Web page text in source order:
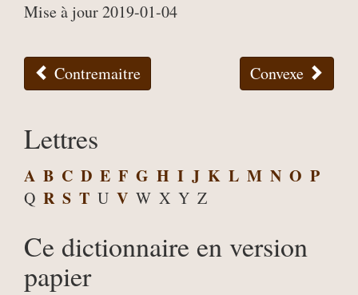
Mise à jour 2019-01-04
Contremaitre Convexe
Lettres
A B C D E F G H I J K L M N O P
Q R S T U V W X Y Z
Ce dictionnaire en version
papier